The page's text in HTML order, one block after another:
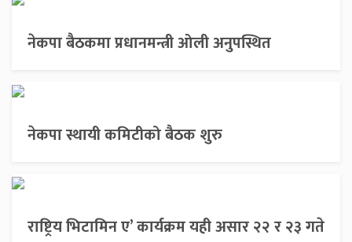
नेकपा बैठकमा प्रधानमन्त्री ओली अनुपस्थित
नेकपा स्थायी कमिटीको बैठक शुरु
राष्ट्रिय भिटामिन ए’ कार्यक्रम यही असार २२ र २३ गते